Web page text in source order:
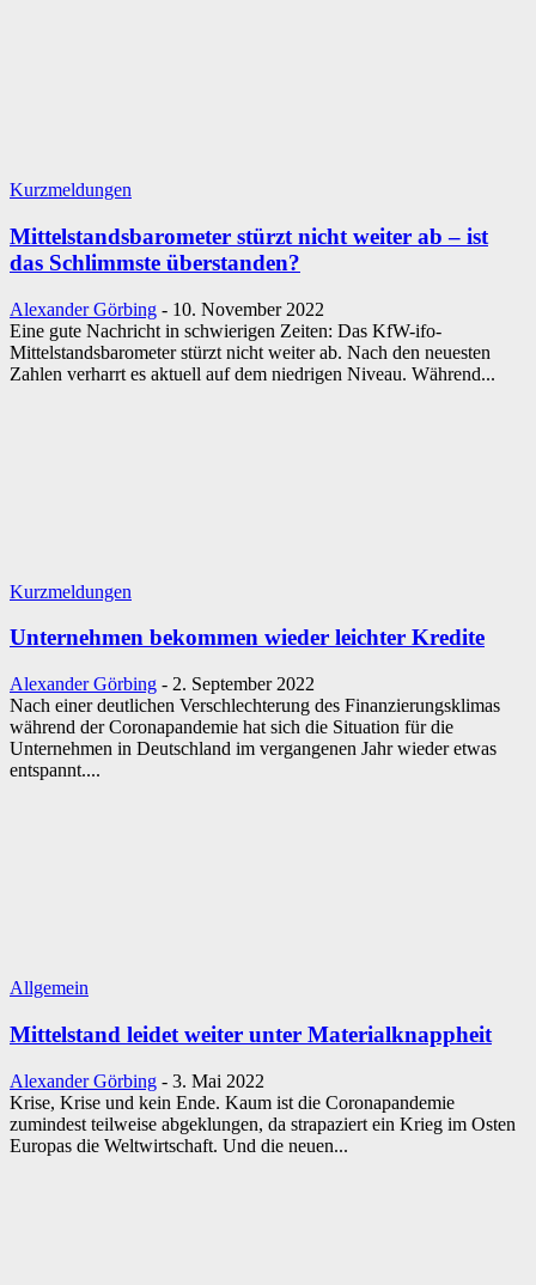
Kurzmeldungen
Mittelstandsbarometer stürzt nicht weiter ab – ist
das Schlimmste überstanden?
Alexander Görbing - 10. November 2022
Eine gute Nachricht in schwierigen Zeiten: Das KfW-ifo-
Mittelstandsbarometer stürzt nicht weiter ab. Nach den neuesten
Zahlen verharrt es aktuell auf dem niedrigen Niveau. Während...
Kurzmeldungen
Unternehmen bekommen wieder leichter Kredite
Alexander Görbing - 2. September 2022
Nach einer deutlichen Verschlechterung des Finanzierungsklimas
während der Coronapandemie hat sich die Situation für die
Unternehmen in Deutschland im vergangenen Jahr wieder etwas
entspannt....
Allgemein
Mittelstand leidet weiter unter Materialknappheit
Alexander Görbing - 3. Mai 2022
Krise, Krise und kein Ende. Kaum ist die Coronapandemie
zumindest teilweise abgeklungen, da strapaziert ein Krieg im Osten
Europas die Weltwirtschaft. Und die neuen...